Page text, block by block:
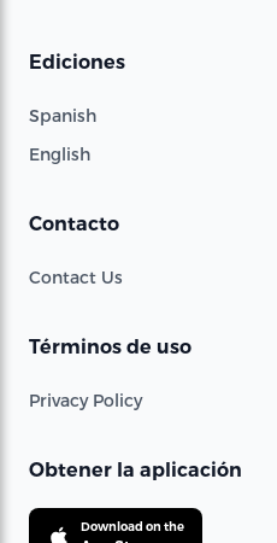
Ediciones
Spanish
English
Contacto
Contact Us
Términos de uso
Privacy Policy
Obtener la aplicación
Download on the